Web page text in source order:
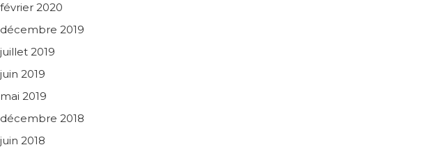
février 2020
décembre 2019
juillet 2019
juin 2019
mai 2019
décembre 2018
juin 2018